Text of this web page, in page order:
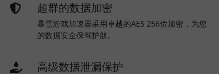
超群的数据加密
暴雪游戏加速器采用卓越的AES 256位加密，为您
的数据安全保驾护航。
高级数据泄漏保护